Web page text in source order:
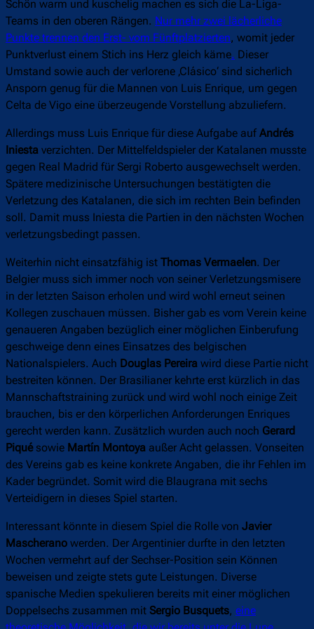
Schön warm und kuschelig machen es sich die La-Liga-
Teams in den oberen Rängen. Nur mehr zwei lächerliche
Punkte trennen den Erst- vom Fünftplatzierten, womit jeder
Punktverlust einem Stich ins Herz gleich käme. Dieser
Umstand sowie auch der verlorene ‚Clásico‘ sind sicherlich
Ansporn genug für die Mannen von Luis Enrique, um gegen
Celta de Vigo eine überzeugende Vorstellung abzuliefern.
Allerdings muss Luis Enrique für diese Aufgabe auf Andrés
Iniesta verzichten. Der Mittelfeldspieler der Katalanen musste
gegen Real Madrid für Sergi Roberto ausgewechselt werden.
Spätere medizinische Untersuchungen bestätigten die
Verletzung des Katalanen, die sich im rechten Bein befinden
soll. Damit muss Iniesta die Partien in den nächsten Wochen
verletzungsbedingt passen.
Weiterhin nicht einsatzfähig ist Thomas Vermaelen. Der
Belgier muss sich immer noch von seiner Verletzungsmisere
in der letzten Saison erholen und wird wohl erneut seinen
Kollegen zuschauen müssen. Bisher gab es vom Verein keine
genaueren Angaben bezüglich einer möglichen Einberufung
geschweige denn eines Einsatzes des belgischen
Nationalspielers. Auch Douglas Pereira wird diese Partie nicht
bestreiten können. Der Brasilianer kehrte erst kürzlich in das
Mannschaftstraining zurück und wird wohl noch einige Zeit
brauchen, bis er den körperlichen Anforderungen Enriques
gerecht werden kann. Zusätzlich wurden auch noch Gerard
Piquésowie Martín Montoya außer Acht gelassen. Vonseiten
des Vereins gab es keine konkrete Angaben, die ihr Fehlen im
Kader begründet. Somit wird die Blaugrana mit sechs
Verteidigern in dieses Spiel starten.
Interessant könnte in diesem Spiel die Rolle von Javier
Mascherano werden. Der Argentinier durfte in den letzten
Wochen vermehrt auf der Sechser-Position sein Können
beweisen und zeigte stets gute Leistungen. Diverse
spanische Medien spekulieren bereits mit einer möglichen
Doppelsechs zusammen mit Sergio Busquets, eine